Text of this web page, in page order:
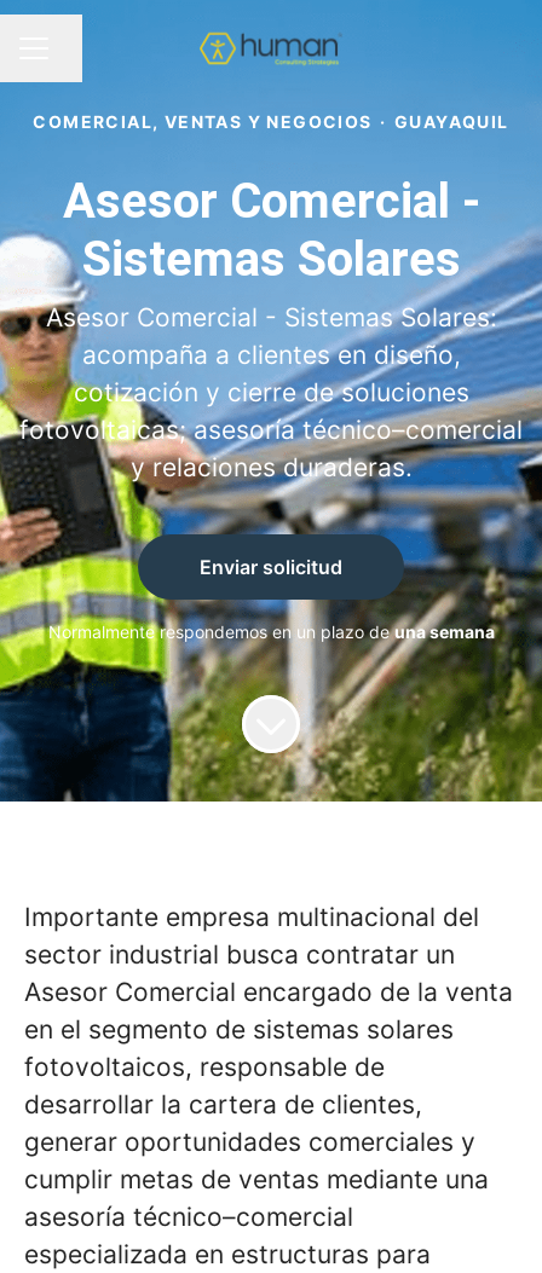
Compartir página
COMERCIAL, VENTAS Y NEGOCIOS · GUAYAQUIL
Asesor Comercial -
Sistemas Solares
Asesor Comercial - Sistemas Solares:
acompaña a clientes en diseño,
cotización y cierre de soluciones
fotovoltaicas; asesoría técnico–comercial
y relaciones duraderas.
Enviar solicitud
Normalmente respondemos en un plazo deuna semana
Importante empresa multinacional del
sector industrial busca contratar un
Asesor Comercial encargado de la venta
en el segmento de sistemas solares
fotovoltaicos, responsable de
desarrollar la cartera de clientes,
generar oportunidades comerciales y
cumplir metas de ventas mediante una
asesoría técnico–comercial
especializada en estructuras para